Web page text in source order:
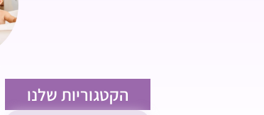
הקטגוריות שלנו